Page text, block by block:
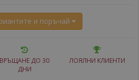
и поръчай
ВРЪЩАНЕ ДО 30
ДНИ
ЛОЯЛНИ КЛИЕНТИ